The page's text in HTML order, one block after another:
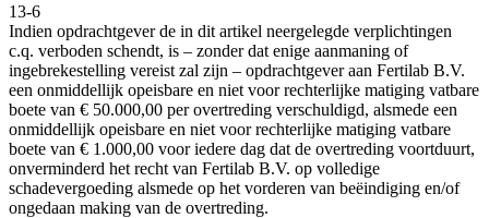
13-6
Indien opdrachtgever de in dit artikel neergelegde verplichtingen
c.q. verboden schendt, is – zonder dat enige aanmaning of
ingebrekestelling vereist zal zijn – opdrachtgever aan Fertilab B.V.
een onmiddellijk opeisbare en niet voor rechterlijke matiging vatbare
boete van € 50.000,00 per overtreding verschuldigd, alsmede een
onmiddellijk opeisbare en niet voor rechterlijke matiging vatbare
boete van € 1.000,00 voor iedere dag dat de overtreding voortduurt,
onverminderd het recht van Fertilab B.V. op volledige
schadevergoeding alsmede op het vorderen van beëindiging en/of
ongedaan making van de overtreding.